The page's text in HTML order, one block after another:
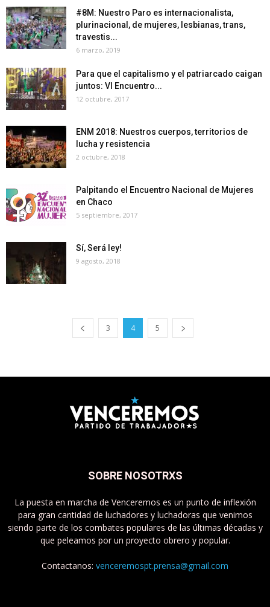
#8M: Nuestro Paro es internacionalista,
plurinacional, de mujeres, lesbianas, trans,
travestis...
6 marzo, 2019
Para que el capitalismo y el patriarcado caigan
juntos: VI Encuentro...
12 octubre, 2017
ENM 2018: Nuestros cuerpos, territorios de
lucha y resistencia
2 octubre, 2018
Palpitando el Encuentro Nacional de Mujeres
en Chaco
5 septiembre, 2017
Sí, Será ley!
9 agosto, 2018
3 4 5
SOBRE NOSOTRXS
La puesta en marcha de Venceremos es un punto de inflexión
para gran cantidad de luchadores y luchadoras que venimos
siendo parte de los combates populares de las últimas décadas y
que peleamos por un proyecto obrero y popular.
Contactanos: venceremospt.prensa@gmail.com